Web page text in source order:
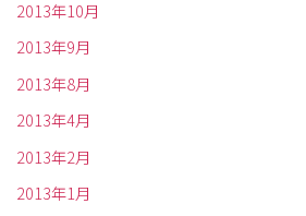
2013年10月
2013年9月
2013年8月
2013年4月
2013年2月
2013年1月